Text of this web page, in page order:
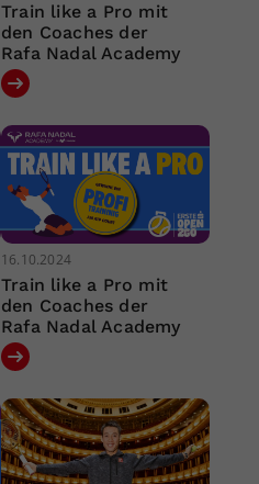
Train like a Pro mit
den Coaches der
Rafa Nadal Academy
16.10.2024
Train like a Pro mit
den Coaches der
Rafa Nadal Academy